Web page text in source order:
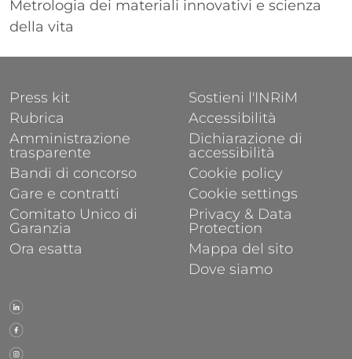
Metrologia dei materiali innovativi e scienza
della vita
FOOTER 1
Press kit
Rubrica
Amministrazione
trasparente
Bandi di concorso
Gare e contratti
Comitato Unico di
Garanzia
Ora esatta
FOOTER 2
Sostieni l'INRiM
Accessibilità
Dichiarazione di
accessibilità
Cookie policy
Cookie settings
Privacy & Data
Protection
Mappa del sito
Dove siamo